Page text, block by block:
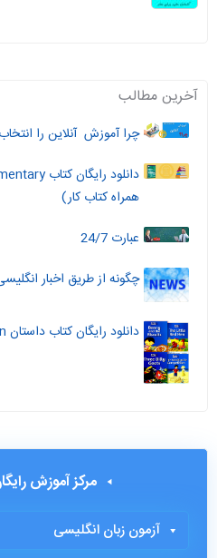
آخرین مطالب
چرا آموزش آنلاین را
همراه کتاب کار)
عبارت 24/7
چگونه از طریق اخبار
دانلود رایگان کتاب داستان The Little Red Hen
مرکز آموزش
آزمون زبان انگلیسی